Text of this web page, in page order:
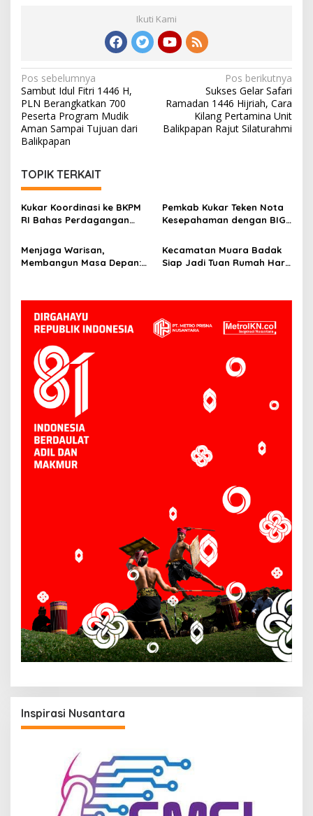
Ikuti Kami
Navigasi
pos
Pos sebelumnya
Sambut Idul Fitri 1446 H,
PLN Berangkatkan 700
Peserta Program Mudik
Aman Sampai Tujuan dari
Balikpapan
Pos berikutnya
Sukses Gelar Safari
Ramadan 1446 Hijriah, Cara
Kilang Pertamina Unit
Balikpapan Rajut Silaturahmi
TOPIK TERKAIT
Kukar Koordinasi ke BKPM
RI Bahas Perdagangan
Non-Kawasan Hutan
Pemkab Kukar Teken Nota
Kesepahaman dengan BIG:
Pembangunan Berbasis
Geospasial
Menjaga Warisan,
Membangun Masa Depan:
Dana Abadi Daerah ke
Bojonegoro
Kecamatan Muara Badak
Siap Jadi Tuan Rumah Hari
Inspirasi Nusantara